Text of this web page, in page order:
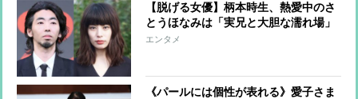
【脱げる女優】柄本時生、熱愛中のさ
とうほなみは「実兄と大胆な濡れ場」
演じた、ストイックな表現者カップル
エンタメ
《パールには個性が表れる》愛子さま